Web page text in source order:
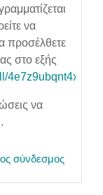
να
προσέλθετε
στο εξής
4e7z9ubqnt4xfbxs
να
σύνδεσμος